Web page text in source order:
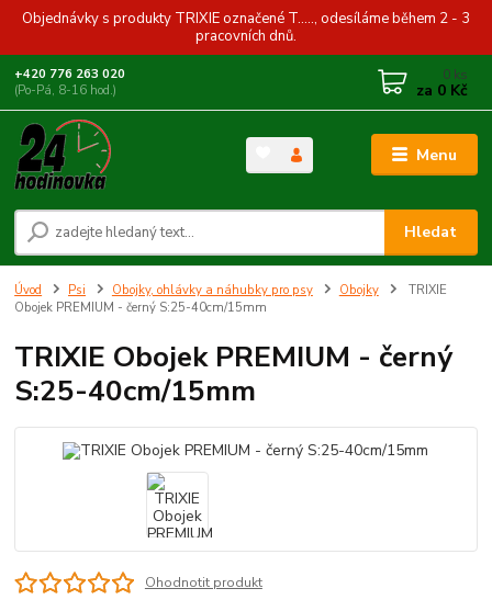
Objednávky s produkty TRIXIE označené T....., odesíláme během 2 - 3
pracovních dnů.
Menu
Hledat
+420 776 263 020
(Po-Pá, 8-16 hod.)
0 ks
za 0 Kč
Úvod Psi Obojky, ohlávky a náhubky pro psy Obojky
TRIXIE
Obojek PREMIUM - černý S:25-40cm/15mm
TRIXIE Obojek PREMIUM - černý
S:25-40cm/15mm
Ohodnotit produkt